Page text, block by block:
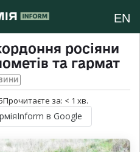
EN
росіяни
та гармат
Прочитаєте за: < 1 хв.
в Google